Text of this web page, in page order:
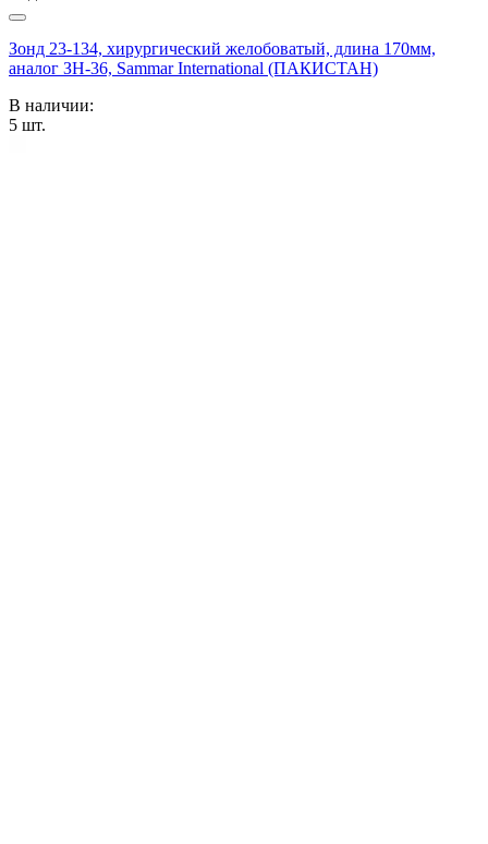
Зонд 23-134, хирургический желобоватый, длина 170мм,
аналог ЗН-36, Sammar International (ПАКИСТАН)
В наличии:
5 шт.